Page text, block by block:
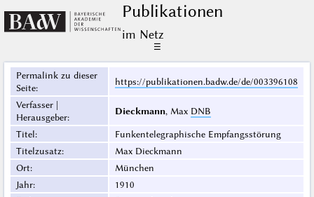
Publikationen
im Netz
☰
Permalink zu dieser
Seite:
https://publikationen.badw.de/de/003396108
Verfasser |
Herausgeber:
Dieckmann, Max DNB
Titel:
Funkentelegraphische Empfangsstörung
Titelzusatz:
Max Dieckmann
Ort:
München
Jahr:
1910